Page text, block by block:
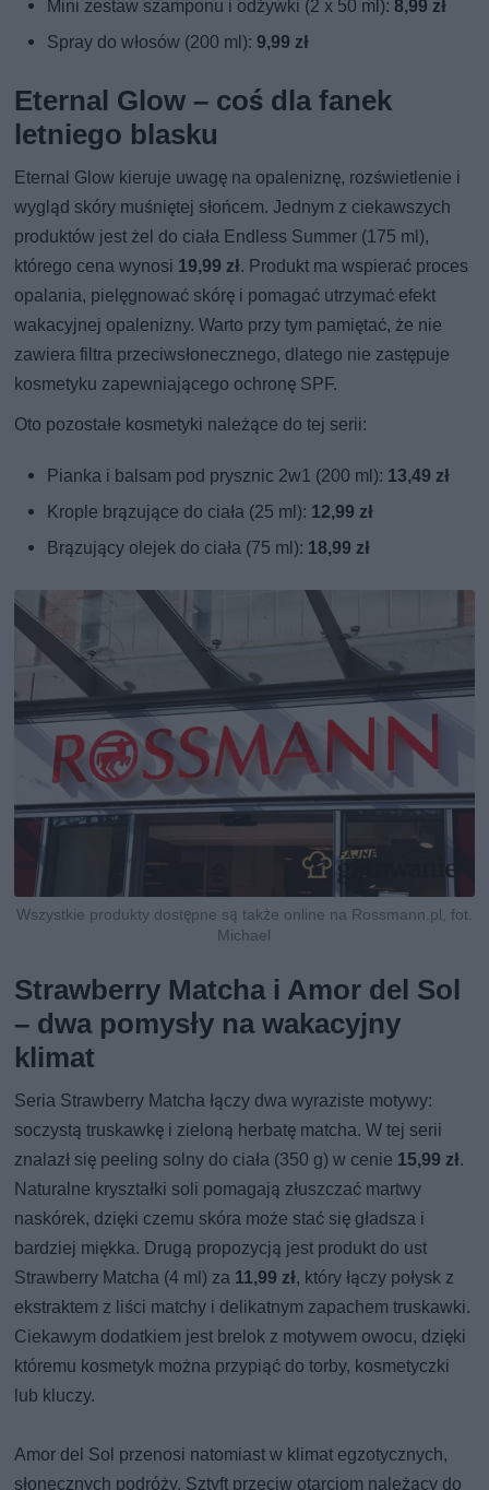
Mini zestaw szamponu i odżywki (2 x 50 ml):8,99 zł
Spray do włosów (200 ml):9,99 zł
Eternal Glow – coś dla fanek
letniego blasku
Eternal Glow kieruje uwagę na opaleniznę, rozświetlenie i
wygląd skóry muśniętej słońcem. Jednym z ciekawszych
produktów jest żel do ciała Endless Summer (175 ml),
którego cena wynosi 19,99 zł. Produkt ma wspierać proces
opalania, pielęgnować skórę i pomagać utrzymać efekt
wakacyjnej opalenizny. Warto przy tym pamiętać, że nie
zawiera filtra przeciwsłonecznego, dlatego nie zastępuje
kosmetyku zapewniającego ochronę SPF.
Oto pozostałe kosmetyki należące do tej serii:
Pianka i balsam pod prysznic 2w1 (200 ml): 13,49 zł
Krople brązujące do ciała (25 ml): 12,99 zł
Brązujący olejek do ciała (75 ml): 18,99 zł
Wszystkie produkty dostępne są także online na Rossmann.pl, fot.
Michael
Strawberry Matcha i Amor del Sol
– dwa pomysły na wakacyjny
klimat
Seria Strawberry Matcha łączy dwa wyraziste motywy:
soczystą truskawkę i zieloną herbatę matcha. W tej serii
znalazł się peeling solny do ciała (350 g) w cenie 15,99 zł.
Naturalne kryształki soli pomagają złuszczać martwy
naskórek, dzięki czemu skóra może stać się gładsza i
bardziej miękka. Drugą propozycją jest produkt do ust
Strawberry Matcha (4 ml) za 11,99 zł, który łączy połysk z
ekstraktem z liści matchy i delikatnym zapachem truskawki.
Ciekawym dodatkiem jest brelok z motywem owocu, dzięki
któremu kosmetyk można przypiąć do torby, kosmetyczki
lub kluczy.
Amor del Sol przenosi natomiast w klimat egzotycznych,
słonecznych podróży. Sztyft przeciw otarciom należący do